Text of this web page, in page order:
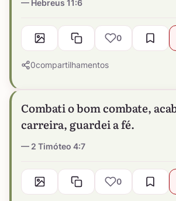
Hebreus 11:6
0
0compartilhamentos
Combati o bom combate,
carreira, guardei a fé.
2 Timóteo 4:7
0